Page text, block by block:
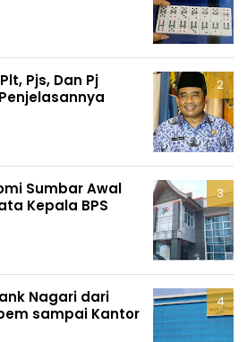
Pjs, Dan Pj
Sumbar Awal
Kepala BPS
Nagari dari
sampai Kantor